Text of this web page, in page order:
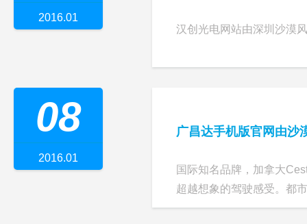
汉创光电网站由深圳沙漠
2016.01
广昌达手机版官网由沙
国际知名品牌，加拿大
超越想象的驾驶感受。都
08
2016.01